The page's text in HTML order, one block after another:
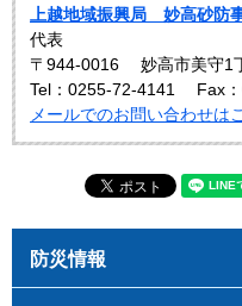
上越地域振興局 妙高砂防
代表
〒944-0016
妙高市美守1
Tel：0255-72-4141
Fax
メールでのお問い合わせは
防災情報